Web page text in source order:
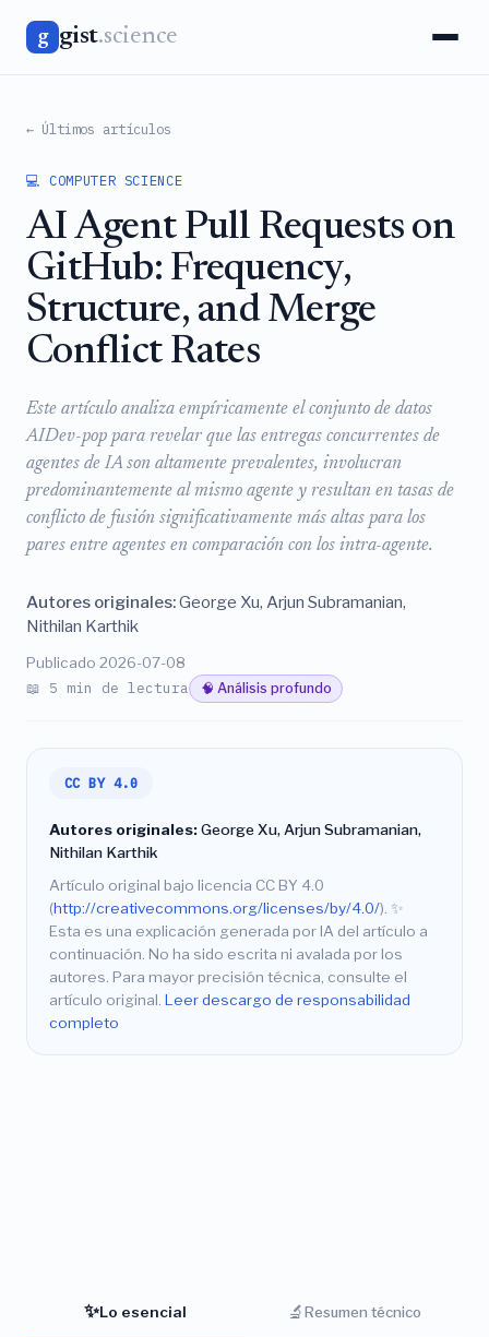
g gist.science
← Últimos artículos
💻 COMPUTER SCIENCE
AI Agent Pull Requests on
GitHub: Frequency,
Structure, and Merge
Conflict Rates
Este artículo analiza empíricamente el conjunto de datos
AIDev-pop para revelar que las entregas concurrentes de
agentes de IA son altamente prevalentes, involucran
predominantemente al mismo agente y resultan en tasas de
conflicto de fusión significativamente más altas para los
pares entre agentes en comparación con los intra-agente.
Autores originales:George Xu, Arjun Subramanian,
Nithilan Karthik
Publicado 2026-07-08
📖 5 min de lectura 🧠 Análisis profundo
CC BY 4.0
Autores originales:George Xu, Arjun Subramanian,
Nithilan Karthik
Artículo original bajo licencia CC BY 4.0
(http://creativecommons.org/licenses/by/4.0/). ✨
Esta es una explicación generada por IA del artículo a
continuación. No ha sido escrita ni avalada por los
autores. Para mayor precisión técnica, consulte el
artículo original. Leer descargo de responsabilidad
completo
✨Lo esencial 🔬Resumen técnico